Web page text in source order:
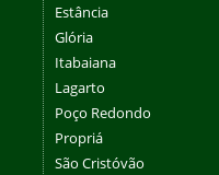
Estância
Glória
Itabaiana
Lagarto
Poço Redondo
Propriá
São Cristóvão